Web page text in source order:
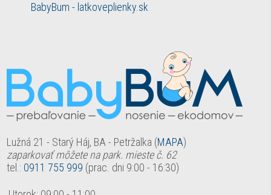
BabyBum - latkoveplienky.sk
Lužná 21 - Starý Háj, BA - Petržalka (MAPA)
zaparkovať môžete na park. mieste č. 62
tel.: 0911 755 999 (prac. dni 9:00 - 16:30)